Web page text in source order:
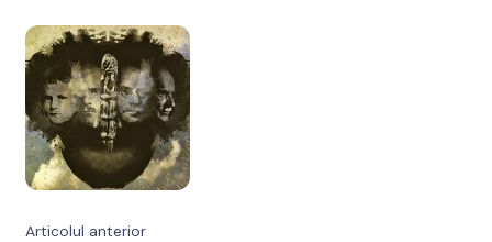
Navigare
în
articole
Articolul anterior